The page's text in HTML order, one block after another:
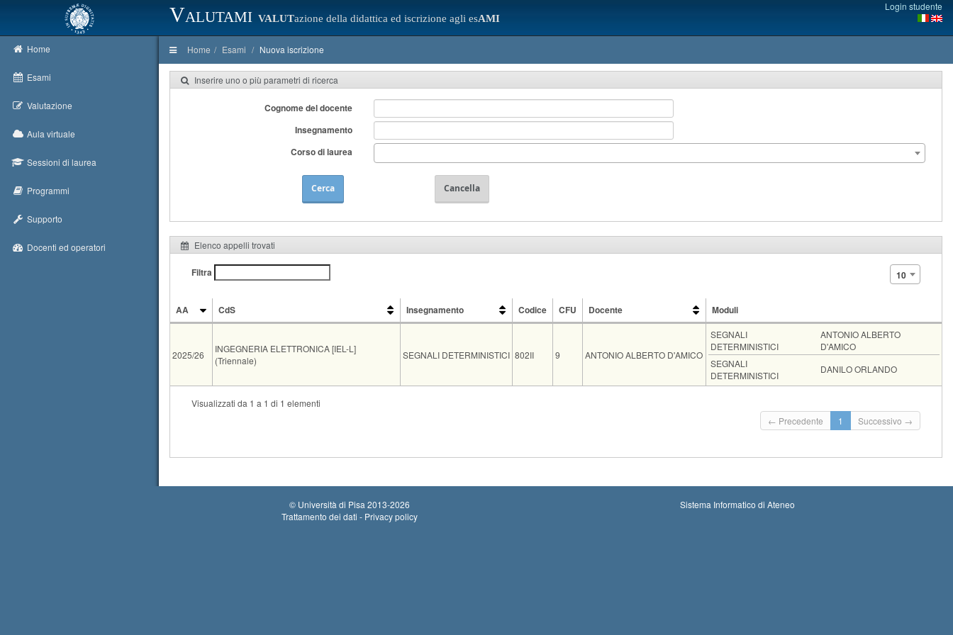
Valutami VALUTazione della didattica ed iscrizione agli esAMI
Login studente
Home
Esami
Valutazione
Aula virtuale
Sessioni di laurea
Programmi
Supporto
Docenti ed operatori
Home Esami Nuova iscrizione
Inserire uno o più parametri di ricerca
Cognome del docente
Insegnamento
Corso di laurea
Cerca Cancella
Elenco appelli trovati
Filtra 10
AA CdS Insegnamento Codice CFU Docente
Moduli
Moduli
2025/26
INGEGNERIA ELETTRONICA [IEL-L]
(Triennale)
SEGNALI DETERMINISTICI 802II 9 ANTONIO ALBERTO D'AMICO
SEGNALI
DETERMINISTICI
ANTONIO ALBERTO
D'AMICO
SEGNALI
DETERMINISTICI
DANILO ORLANDO
Tipo Data e ora
Iscrizioni chiuse
Visualizzati da 1 a 1 di 1 elementi
← Precedente
1 Successivo →
© Università di Pisa 2013-2026
Trattamento dei dati - Privacy policy
Sistema Informatico di Ateneo